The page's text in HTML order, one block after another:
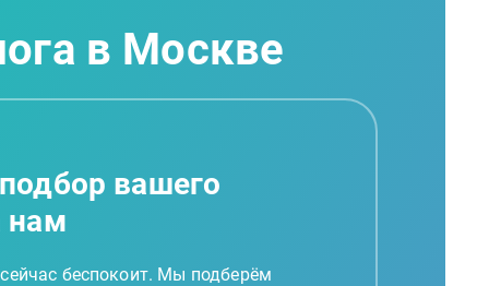
в Москве
вашего
нам
беспокоит. Мы подберём